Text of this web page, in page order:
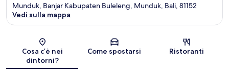
Mappa
Munduk, Banjar Kabupaten Buleleng, Munduk, Bali, 81152
Vedi sulla mappa
Cosa c’è nei
dintorni?
Come spostarsi Ristoranti